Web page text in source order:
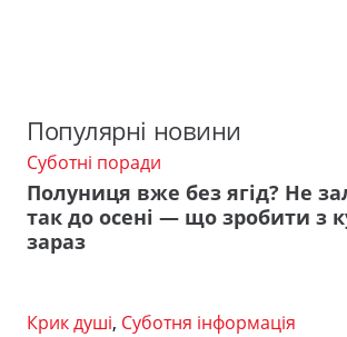
Популярні новини
Суботні поради
Полуниця вже без ягід? Не
так до осені — що зробити з
зараз
Крик душі, Суботня інформація